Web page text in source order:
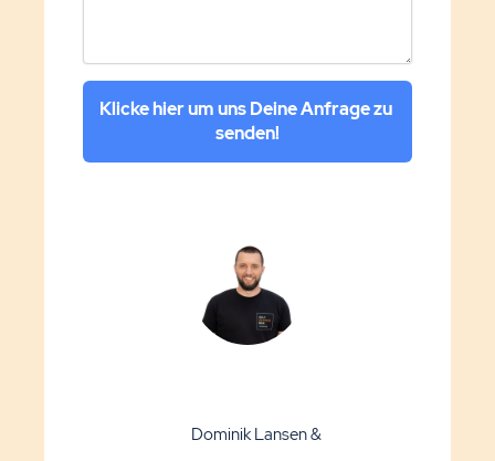
Klicke hier um uns Deine Anfrage zu
senden!
Dominik Lansen &